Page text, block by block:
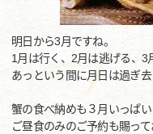
明日から3月ですね。
1月は行く、2月は逃げる、3
あっという間に月日は過ぎ去
蟹の食べ納めも３月いっぱい
ご昼食のみのご予約も賜っ